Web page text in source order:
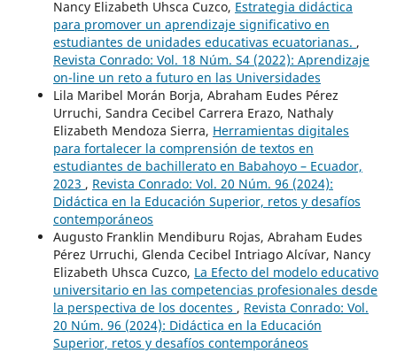
Nancy Elizabeth Uhsca Cuzco, Estrategia didáctica
para promover un aprendizaje significativo en
estudiantes de unidades educativas ecuatorianas. ,
Revista Conrado: Vol. 18 Núm. S4 (2022): Aprendizaje
on-line un reto a futuro en las Universidades
Lila Maribel Morán Borja, Abraham Eudes Pérez
Urruchi, Sandra Cecibel Carrera Erazo, Nathaly
Elizabeth Mendoza Sierra, Herramientas digitales
para fortalecer la comprensión de textos en
estudiantes de bachillerato en Babahoyo – Ecuador,
2023 , Revista Conrado: Vol. 20 Núm. 96 (2024):
Didáctica en la Educación Superior, retos y desafíos
contemporáneos
Augusto Franklin Mendiburu Rojas, Abraham Eudes
Pérez Urruchi, Glenda Cecibel Intriago Alcívar, Nancy
Elizabeth Uhsca Cuzco, La Efecto del modelo educativo
universitario en las competencias profesionales desde
la perspectiva de los docentes , Revista Conrado: Vol.
20 Núm. 96 (2024): Didáctica en la Educación
Superior, retos y desafíos contemporáneos